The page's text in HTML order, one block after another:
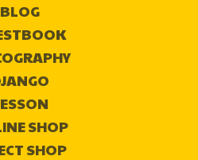
BLOG
SHOP
SHOP